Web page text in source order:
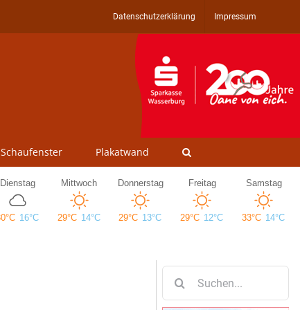
Datenschutzerklärung Impressum
Schaufenster Plakatwand
nach: